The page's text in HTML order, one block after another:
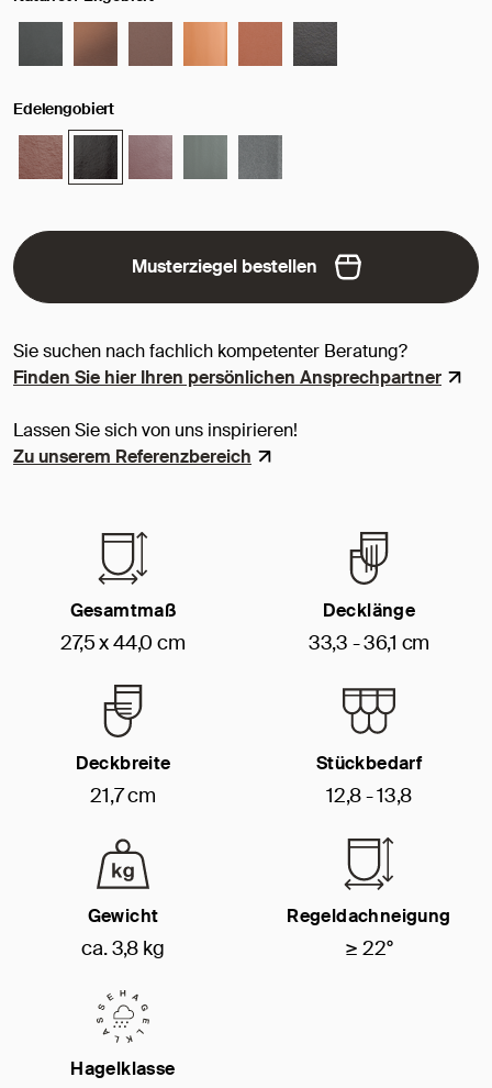
Edelengobiert
Musterziegel bestellen
Sie suchen nach fachlich kompetenter Beratung?
Finden Sie hier Ihren persönlichen Ansprechpartner
Lassen Sie sich von uns inspirieren!
Zu unserem Referenzbereich
Gesamtmaß
27,5 x 44,0 cm
Decklänge
33,3 - 36,1 cm
Deckbreite
21,7 cm
Stückbedarf
12,8 - 13,8
Gewicht
ca. 3,8 kg
Regeldachneigung
≥ 22°
Hagelklasse